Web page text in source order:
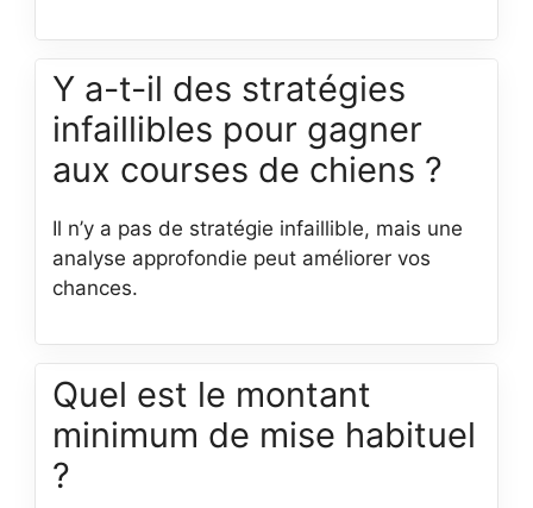
Y a-t-il des stratégies
infaillibles pour gagner
aux courses de chiens ?
Il n’y a pas de stratégie infaillible, mais une
analyse approfondie peut améliorer vos
chances.
Quel est le montant
minimum de mise habituel
?